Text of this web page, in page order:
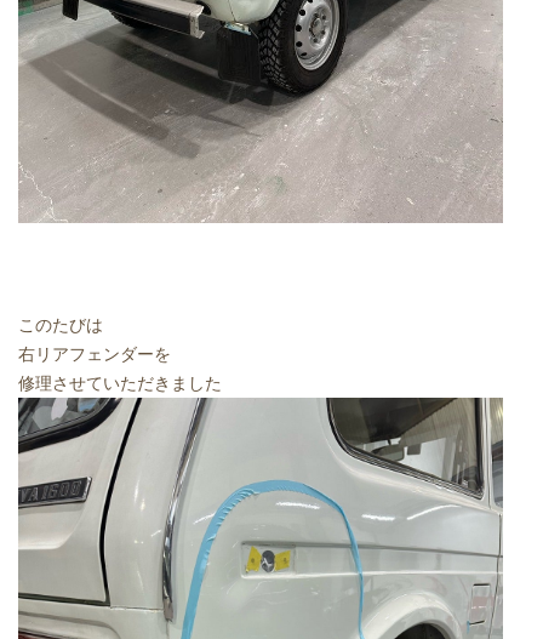
このたびは
右リアフェンダーを
修理させていただきました